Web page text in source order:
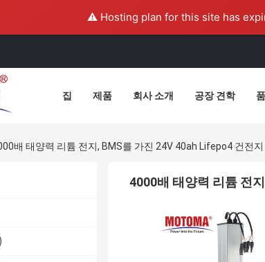
⚠️ Hosting plan for this site has
집 제품 회사 소개 공장 견학
배 태양력 리튬 전지, BMS를 가진 24V 40ah Lifepo4 건전지
4000배 태양력 리튬 전